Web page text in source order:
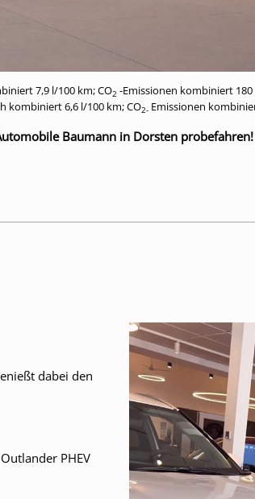
7,9 l/100 km; CO2 -Emissionen kombiniert 180
kombiniert 6,6 l/100 km; CO2- Emissionen
Baumann in Dorsten probefahren!
dabei den
PHEV